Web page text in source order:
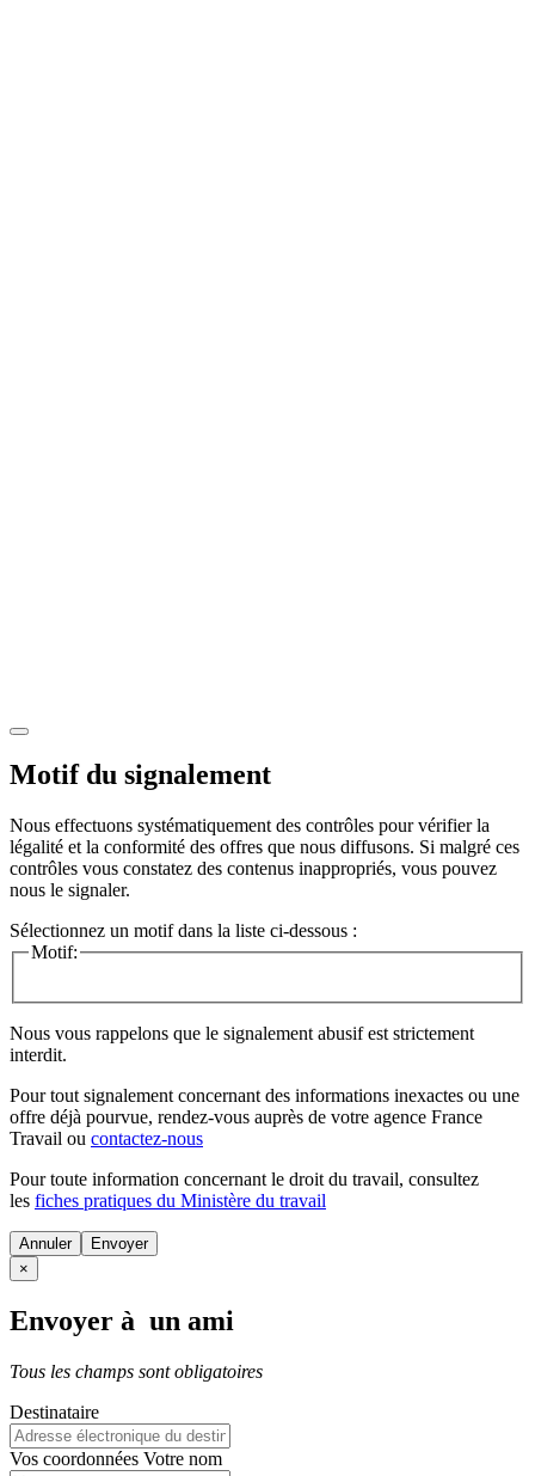
Motif du signalement
Nous effectuons systématiquement des contrôles pour vérifier la
légalité et la conformité des offres que nous diffusons. Si malgré ces
contrôles vous constatez des contenus inappropriés, vous pouvez
nous le signaler.
Sélectionnez un motif dans la liste ci-dessous :
Motif:
Nous vous rappelons que le signalement abusif est strictement
interdit.
Pour tout signalement concernant des informations inexactes ou une
offre déjà pourvue, rendez-vous auprès de votre agence France
Travail ou contactez-nous
Pour toute information concernant le droit du travail, consultez
les fiches pratiques du Ministère du travail
Annuler
×
Envoyer à un ami
Tous les champs sont obligatoires
Destinataire
Vos coordonnées Votre nom